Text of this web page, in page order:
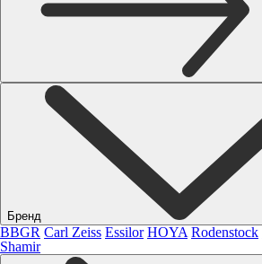
Бренд
BBGR Carl Zeiss Essilor HOYA Rodenstock
Shamir